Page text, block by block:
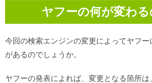
ヤフーの何が変わる
今回の検索エンジンの変更によってヤフ
があるのでしょうか。
ヤフーの発表によれば、変更となる箇所は